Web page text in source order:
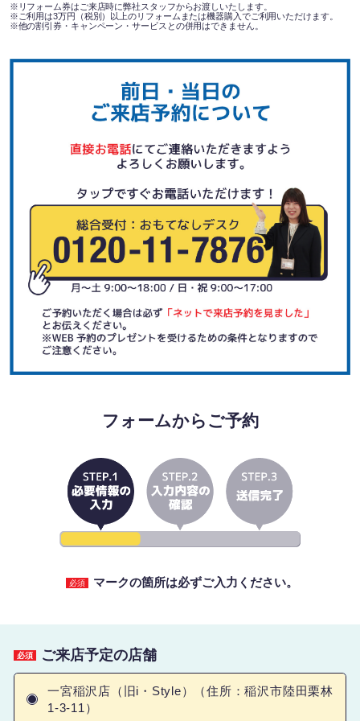
リフォーム券はご来店時に弊社スタッフからお渡しいたします。
ご利用は3万円（税別）以上のリフォームまたは機器購入でご利用いただけます。
他の割引券・キャンペーン・サービスとの併用はできません。
フォームからご予約
必須 マークの箇所は必ずご入力ください。
必須 ご来店予定の店舗
一宮稲沢店（旧i・Style）（住所：稲沢市陸田栗林
1-3-11）